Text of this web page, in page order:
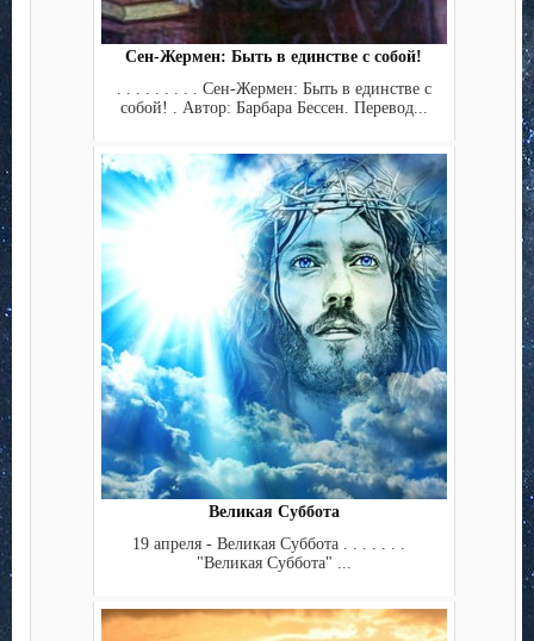
Сен-Жермен: Быть в единстве с собой!
. . . . . . . . . Сен-Жермен: Быть в единстве с
собой! . Автор: Барбара Бессен. Перевод...
Великая Суббота
19 апреля - Великая Суббота . . . . . . .
"Великая Суббота" ...